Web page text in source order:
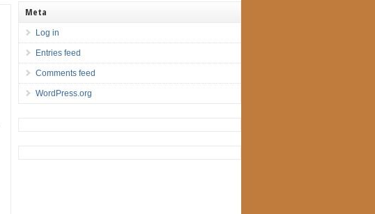
Meta
Log in
Entries feed
Comments feed
WordPress.org